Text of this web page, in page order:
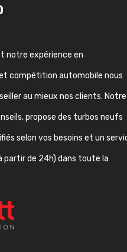
notre expérience en
compétition automobile nous
au mieux nos clients. Notre
propose des turbos neufs
selon vos besoins et un
partir de 24h) dans toute la